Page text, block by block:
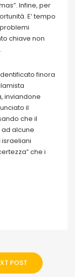
Infine, per
E’ tempo
chiave non
finora
inviandone
il
che il
alcune
che i
POST